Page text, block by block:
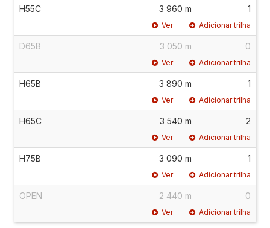
H55C 3 960 m 1
Ver Adicionar trilha
D65B 3 050 m 0
Ver Adicionar trilha
H65B 3 890 m 1
Ver Adicionar trilha
H65C 3 540 m 2
Ver Adicionar trilha
H75B 3 090 m 1
Ver Adicionar trilha
OPEN 2 440 m 0
Ver Adicionar trilha